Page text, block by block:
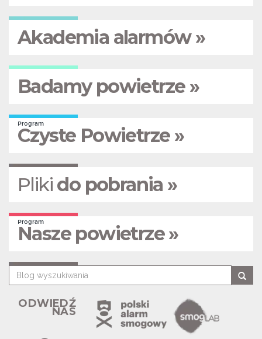
Akademia alarmów »
Badamy powietrze »
Program
Czyste Powietrze »
Pliki do pobrania »
Program
Nasze powietrze »
ODWIEDŹ
NAS